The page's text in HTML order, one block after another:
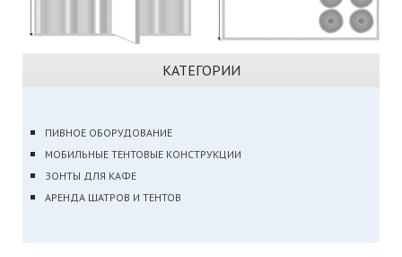
КАТЕГОРИИ
ПИВНОЕ ОБОРУДОВАНИЕ
МОБИЛЬНЫЕ ТЕНТОВЫЕ КОНСТРУКЦИИ
ЗОНТЫ ДЛЯ КАФЕ
АРЕНДА ШАТРОВ И ТЕНТОВ